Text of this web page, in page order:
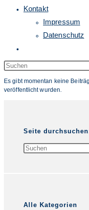
Kontakt
Impressum
Datenschutz
Suche
Diese
durchsuchen
Es gibt momentan keine
veröffentlicht wurden.
Seite
Alle Kategorien